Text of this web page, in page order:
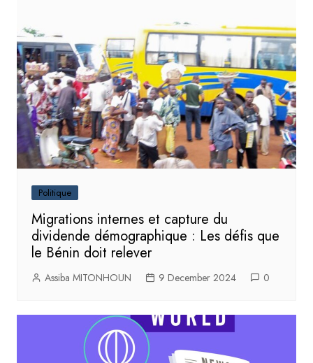
Politique
Migrations internes et capture du
dividende démographique : Les défis que
le Bénin doit relever
Assiba MITONHOUN 9 December 2024 0